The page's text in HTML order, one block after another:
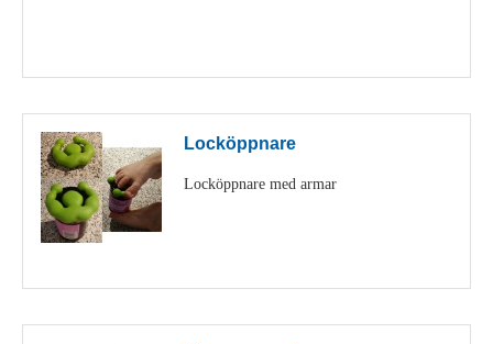
Locköppnare
Locköppnare med armar